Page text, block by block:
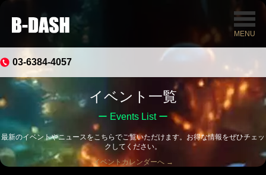
MENU
03-6384-4057
イベント一覧
ー Events List ー
最新のイベントやニュースをこちらでご覧いただけます。お得な情報をぜひチェッ
クしてください。
イベントカレンダーへ →